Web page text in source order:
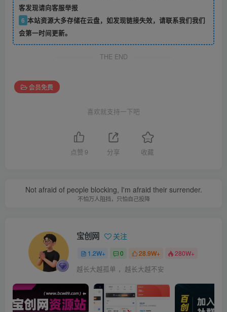
客发现请向客服举报
6 本站资源大多存储在云盘，如发现链接失效，请联系我们我们
会第一时间更新。
THE END
会员免费
喜欢就支持一下吧
点赞 9 分享 收藏
Not afraid of people blocking, I'm afraid their surrender.
不怕万人阻挡，只怕自己投降
宝创网 关注
1.2W+ 0 28.9W+ 280W+
越长大越孤单 ，越长大越不安